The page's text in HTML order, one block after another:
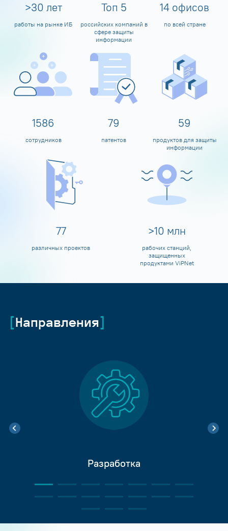
>30 лет
работы на рынке ИБ
Топ 5
российских компаний в
сфере защиты
информации
14 офисов
по всей стране
1600
сотрудников
80
патентов
60
продуктов для защиты
информации
80
различных проектов
>10 млн
рабочих станций,
защищенных
продуктами ViPNet
Направления
Разработка